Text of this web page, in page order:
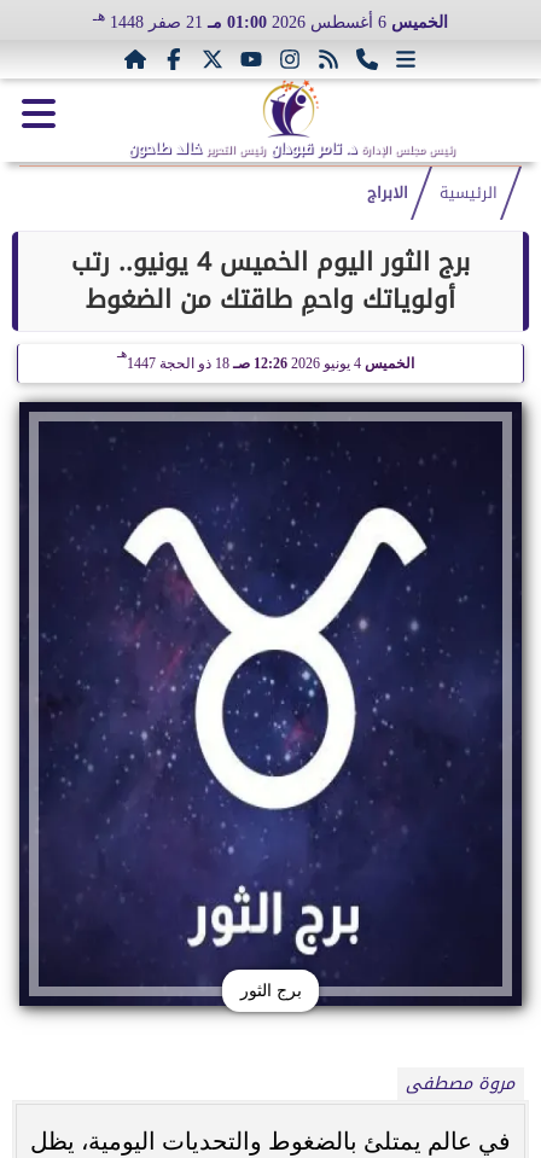
الخميس 01:00 مـ 21 صفر 1448 هـ
رئيس مجلس الإدارة د. تامر قبودان رئيس التحرير خالد طاحون
الرئيسية الابراج
برج الثور اليوم الخميس 4 يونيو.. رتب
أولوياتك واحمِ طاقتك من الضغوط
الخميس 12:26 صـ 18 ذو الحجة 1447
هـ
برج الثور
مروة مصطفى
في عالم يمتلئ بالضغوط والتحديات اليومية، يظل